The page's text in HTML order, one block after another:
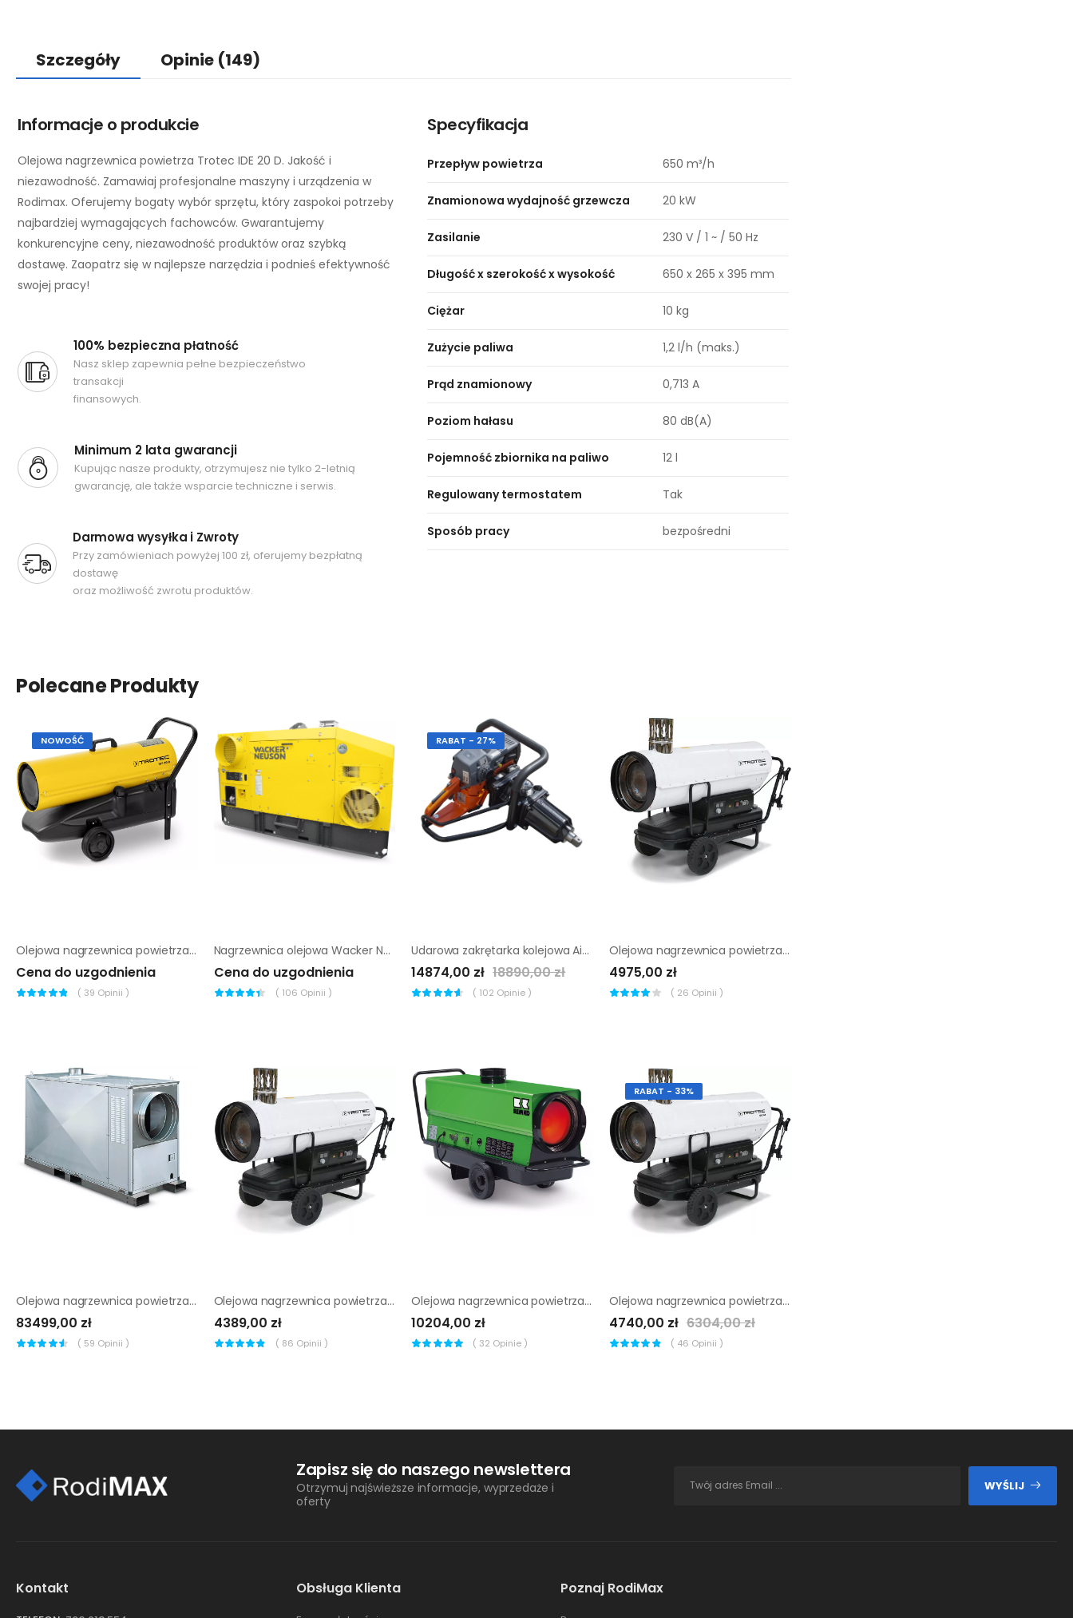
Szczegóły Opinie (149)
Informacje o produkcie
Olejowa nagrzewnica powietrza Trotec IDE 20 D. Jakość i
niezawodność. Zamawiaj profesjonalne maszyny i urządzenia w
Rodimax. Oferujemy bogaty wybór sprzętu, który zaspokoi potrzeby
najbardziej wymagających fachowców. Gwarantujemy
konkurencyjne ceny, niezawodność produktów oraz szybką
dostawę. Zaopatrz się w najlepsze narzędzia i podnieś efektywność
swojej pracy!
100% bezpieczna płatność
Nasz sklep zapewnia pełne bezpieczeństwo
transakcji
finansowych.
Minimum 2 lata gwarancji
Kupując nasze produkty, otrzymujesz nie tylko 2-letnią
gwarancję, ale także wsparcie techniczne i serwis.
Darmowa wysyłka i Zwroty
Przy zamówieniach powyżej 100 zł, oferujemy bezpłatną
dostawę
oraz możliwość zwrotu produktów.
Specyfikacja
Przepływ powietrza 650 m³/h
Znamionowa wydajność grzewcza 20 kW
Zasilanie 230 V / 1 ~ / 50 Hz
Długość x szerokość x wysokość 650 x 265 x 395 mm
Ciężar 10 kg
Zużycie paliwa 1,2 l/h (maks.)
Prąd znamionowy 0,713 A
Poziom hałasu 80 dB(A)
Pojemność zbiornika na paliwo 12 l
Regulowany termostatem Tak
Sposób pracy bezpośredni
Polecane Produkty
NOWOŚĆ
Olejowa nagrzewnica powietrza Trotec IDS 20 D
Cena do uzgodnienia
( 39 Opinii )
Nagrzewnica olejowa Wacker Neuson HI 260 Skid
Cena do uzgodnienia
( 106 Opinii )
RABAT - 27%
Udarowa zakrętarka kolejowa Airtec MASTER 35 |
14874,00 zł 18890,00 zł
( 102 Opinie )
Olejowa nagrzewnica powietrza Trotec IDE 80
4975,00 zł
( 26 Opinii )
Olejowa nagrzewnica powietrza Remko HTL 200 EC |
83499,00 zł
( 59 Opinii )
Olejowa nagrzewnica powietrza Trotec IDE 50
4389,00 zł
( 86 Opinii )
Olejowa nagrzewnica powietrza Remko ATK 25
10204,00 zł
( 32 Opinie )
RABAT - 33%
Olejowa nagrzewnica powietrza Trotec IDE 60
4740,00 zł 6304,00 zł
( 46 Opinii )
Zapisz się do naszego newslettera
Otrzymuj najświeższe informacje, wyprzedaże i
oferty
WYŚLIJ
Kontakt Obsługa Klienta Poznaj RodiMax